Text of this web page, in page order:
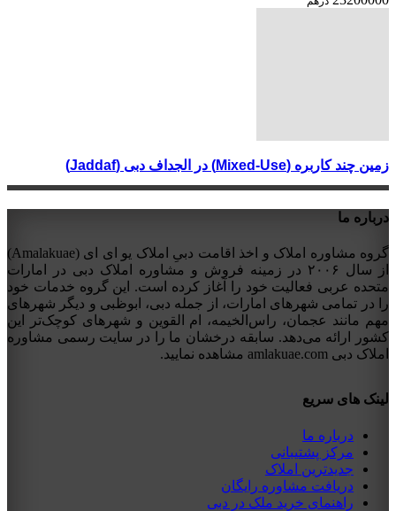
زمین چند کاربره (Mixed-Use) در الجداف دبی (Jaddaf)
درباره ما
گروه مشاوره املاک و اخذ اقامت دبیِ املاک یو ای ای (Amalakuae)
از سال ۲۰۰۶ در زمینه فروش و مشاوره املاک دبی در امارات
متحده عربی فعالیت خود را آغاز کرده است. این گروه خدمات خود
را در تمامی شهرهای امارات، از جمله دبی، ابوظبی و دیگر شهرهای
مهم مانند عجمان، راس‌الخیمه، ام القوین و شهرهای کوچک‌تر این
کشور ارائه می‌دهد. سابقه درخشان ما را در سایت رسمی مشاوره
املاک دبی amlakuae.com مشاهده نمایید.
لینک های سریع
درباره ما
مرکز پشتیبانی
جدیدترین املاک
دریافت مشاوره رایگان
راهنمای خرید ملک در دبی